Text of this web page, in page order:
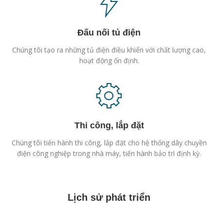
Đấu nối tủ điện
Chúng tôi tạo ra những tủ điện điều khiển với chất lượng cao,
hoạt động ổn định.
Thi công, lắp đặt
Chúng tôi tiến hành thi công, lắp đặt cho hệ thống dây chuyền
điện công nghiệp trong nhà máy, tiến hành bảo trì định kỳ.
Lịch sử phát triển